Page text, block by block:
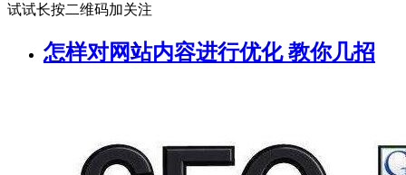
试试长按二维码加关注
怎样对网站内容进行优化 教你几招